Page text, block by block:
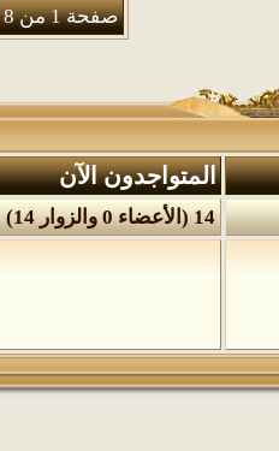
صفحة 1 من 8 1
المتواجدون الآن
14 (الأعضاء 0 والزوار 14)